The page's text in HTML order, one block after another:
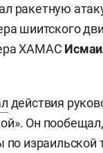
ракетную
шиитского
ХАМАС
действия
Он
по израильской